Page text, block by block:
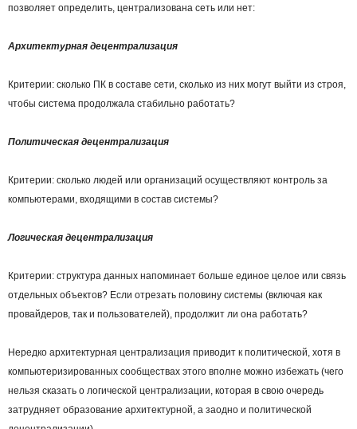
позволяет определить, централизована сеть или нет:
Архитектурная децентрализация
Критерии: сколько ПК в составе сети, сколько из них могут выйти из строя,
чтобы система продолжала стабильно работать?
Политическая децентрализация
Критерии: сколько людей или организаций осуществляют контроль за
компьютерами, входящими в состав системы?
Логическая децентрализация
Критерии: структура данных напоминает больше единое целое или связь
отдельных объектов? Если отрезать половину системы (включая как
провайдеров, так и пользователей), продолжит ли она работать?
Нередко архитектурная централизация приводит к политической, хотя в
компьютеризированных сообществах этого вполне можно избежать (чего
нельзя сказать о логической централизации, которая в свою очередь
затрудняет образование архитектурной, а заодно и политической